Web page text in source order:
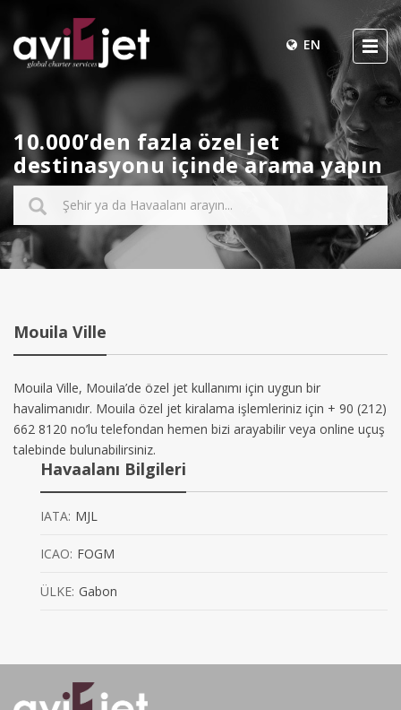
EN
10.000’den fazla özel jet
destinasyonu içinde arama yapın
Mouila Ville
Mouila Ville, Mouila’de özel jet kullanımı için uygun bir
havalimanıdır. Mouila özel jet kiralama işlemleriniz için + 90 (212)
662 8120 no’lu telefondan hemen bizi arayabilir veya online uçuş
talebinde bulunabilirsiniz.
Havaalanı Bilgileri
IATA: MJL
ICAO: FOGM
ÜLKE: Gabon